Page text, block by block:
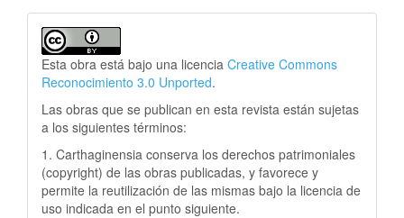
Esta obra está bajo una licencia Creative Commons
Reconocimiento 3.0 Unported.
Las obras que se publican en esta revista están sujetas
a los siguientes términos:
1. Carthaginensia conserva los derechos patrimoniales
(copyright) de las obras publicadas, y favorece y
permite la reutilización de las mismas bajo la licencia de
uso indicada en el punto siguiente.